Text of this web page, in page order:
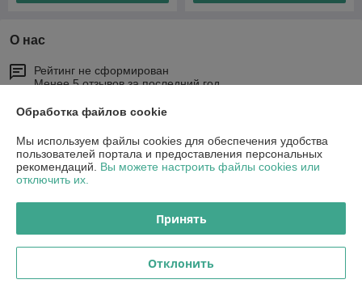
О нас
Рейтинг не сформирован
Менее 5 отзывов за последний год
Работает с 27.03.2015
г. Гродно
Гродно ул. Ольги Соломовой 42, Гродно, Беларусь
Контакты
Сегодня работает с 11:00 до 15:00
Показать весь график работы
Отзывы о магазине
Обработка файлов cookie
Мы используем файлы cookies для обеспечения удобства
пользователей портала и предоставления персональных
рекомендаций. Вы можете настроить файлы cookies или
отключить их.
Принять
Отклонить